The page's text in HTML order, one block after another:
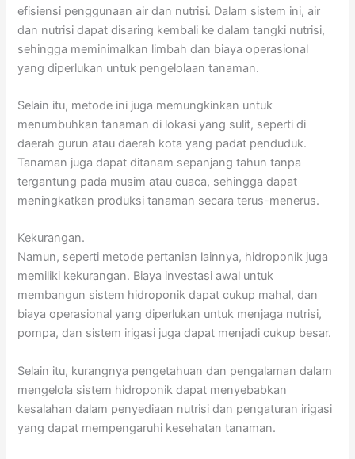
efisiensi penggunaan air dan nutrisi. Dalam sistem ini, air
dan nutrisi dapat disaring kembali ke dalam tangki nutrisi,
sehingga meminimalkan limbah dan biaya operasional
yang diperlukan untuk pengelolaan tanaman.
Selain itu, metode ini juga memungkinkan untuk
menumbuhkan tanaman di lokasi yang sulit, seperti di
daerah gurun atau daerah kota yang padat penduduk.
Tanaman juga dapat ditanam sepanjang tahun tanpa
tergantung pada musim atau cuaca, sehingga dapat
meningkatkan produksi tanaman secara terus-menerus.
Kekurangan.
Namun, seperti metode pertanian lainnya, hidroponik juga
memiliki kekurangan. Biaya investasi awal untuk
membangun sistem hidroponik dapat cukup mahal, dan
biaya operasional yang diperlukan untuk menjaga nutrisi,
pompa, dan sistem irigasi juga dapat menjadi cukup besar.
Selain itu, kurangnya pengetahuan dan pengalaman dalam
mengelola sistem hidroponik dapat menyebabkan
kesalahan dalam penyediaan nutrisi dan pengaturan irigasi
yang dapat mempengaruhi kesehatan tanaman.